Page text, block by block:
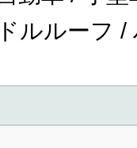
ルルーフ /